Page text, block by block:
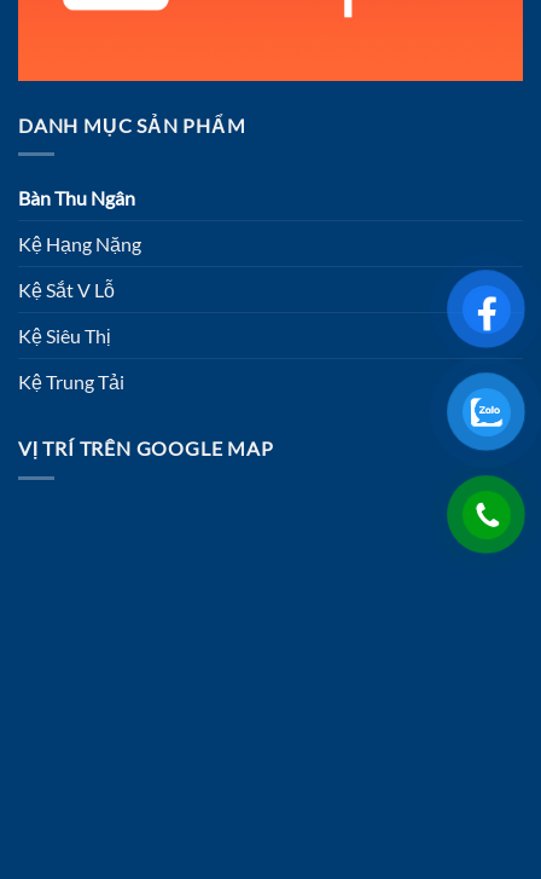
DANH MỤC SẢN PHẨM
Bàn Thu Ngân
Kệ Hạng Nặng
Kệ Sắt V Lỗ
Kệ Siêu Thị
Kệ Trung Tải
VỊ TRÍ TRÊN GOOGLE MAP